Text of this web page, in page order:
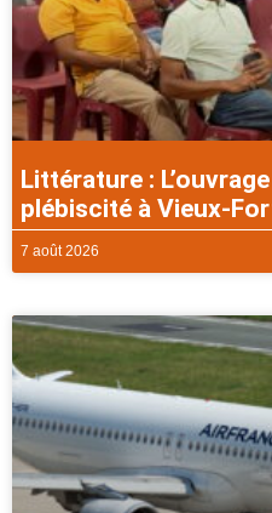
Littérature :
plébiscité à Vieux-
7 août 2026